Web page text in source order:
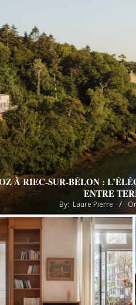
À RIEC-SUR-BÉLON :
ENTRE
By: Laure Pierre